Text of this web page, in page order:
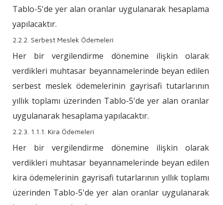
Tablo-5'de yer alan oranlar uygulanarak hesaplama
yapılacaktır.
2.2.2. Serbest Meslek Ödemeleri
Her bir vergilendirme dönemine ilişkin olarak
verdikleri muhtasar beyannamelerinde beyan edilen
serbest meslek ödemelerinin gayrisafi tutarlarının
yıllık toplamı üzerinden Tablo-5'de yer alan oranlar
uygulanarak hesaplama yapılacaktır.
2.2.3. 1.1.1. Kira Ödemeleri
Her bir vergilendirme dönemine ilişkin olarak
verdikleri muhtasar beyannamelerinde beyan edilen
kira ödemelerinin gayrisafi tutarlarının yıllık toplamı
üzerinden Tablo-5'de yer alan oranlar uygulanarak